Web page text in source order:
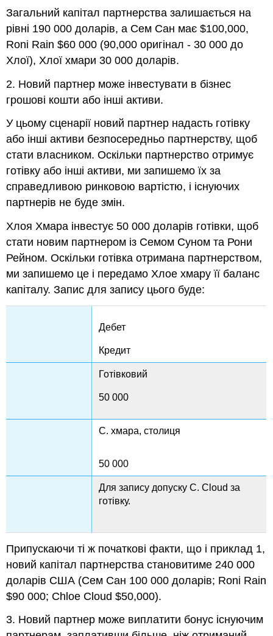
Загальний капітал партнерства залишається на
рівні 190 000 доларів, а Сем Сан має $100,000,
Roni Rain $60 000 (90,000 оригінал - 30 000 до
Хлої), Хлої хмари 30 000 доларів.
2. Новий партнер може інвестувати в бізнес
грошові кошти або інші активи.
У цьому сценарії новий партнер надасть готівку
або інші активи безпосередньо партнерству, щоб
стати власником. Оскільки партнерство отримує
готівку або інші активи, ми запишемо їх за
справедливою ринковою вартістю, і існуючих
партнерів не буде змін.
Хлоя Хмара інвестує 50 000 доларів готівки, щоб
стати новим партнером із Семом Суном та Рони
Рейном. Оскільки готівка отримана партнерством,
ми запишемо це і передамо Хлое хмару її баланс
капіталу. Запис для запису цього буде:
Дебет
Кредит
Готівковий
50 000
C. хмара, столиця
50 000
Для запису допуску C. Cloud за
готівку.
Припускаючи ті ж початкові факти, що і приклад 1,
новий капітал партнерства становитиме 240 000
доларів США (Сем Сан 100 000 доларів; Roni Rain
$90 000; Chloe Cloud $50,000).
3. Новий партнер може виплатити бонус існуючим